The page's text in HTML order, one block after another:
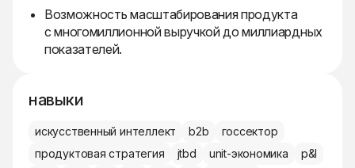
Возможность масштабирования продукта
с многомиллионной выручкой до миллиардных
показателей.
навыки
искусственный интеллект b2b
госсектор
продуктовая стратегия
jtbd unit-экономика
p&l